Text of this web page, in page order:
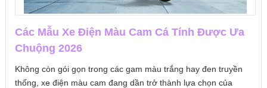
Các Mẫu Xe Điện Màu Cam Cá Tính Được Ưa
Chuộng 2026
Không còn gói gọn trong các gam màu trắng hay đen truyền
thống, xe điện màu cam đang dần trở thành lựa chọn của